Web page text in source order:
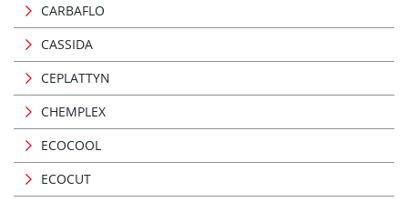
CARBAFLO
CASSIDA
CEPLATTYN
CHEMPLEX
ECOCOOL
ECOCUT